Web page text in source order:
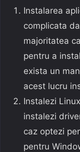
Instalarea
complicata
majoritatea
pentru a
exista un
acest lucru
Instalezi
instalezi
caz optezi
pentru